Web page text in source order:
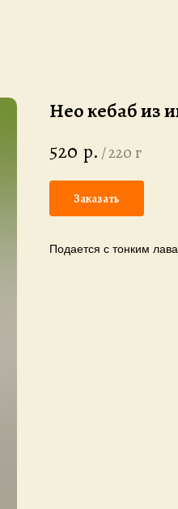
Нео кебаб из
520 р. /220 г
Заказать
Подается с тонким